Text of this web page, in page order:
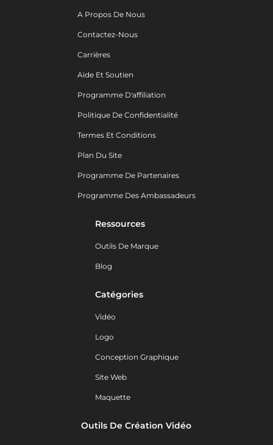
A Propos De Nous
Contactez-Nous
Carrières
Aide Et Soutien
Programme D'affiliation
Politique De Confidentialité
Termes Et Conditions
Plan Du Site
Programme De Partenaires
Programme Des Ambassadeurs
Ressources
Outils De Marque
Blog
Catégories
Vidéo
Logo
Conception Graphique
Site Web
Maquette
Outils De Création Vidéo